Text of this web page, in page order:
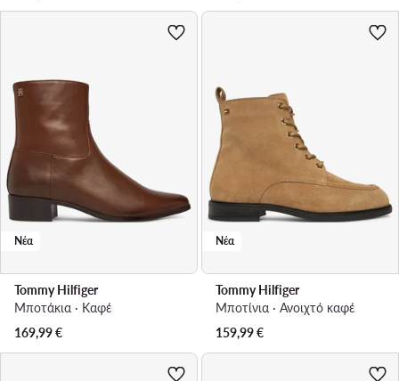
Νέα
Tommy Hilfiger
Μποτάκια · Καφέ
169,99€
Νέα
Tommy Hilfiger
Μποτίνια · Ανοιχτό καφέ
159,99€